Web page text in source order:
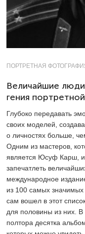
ПОРТРЕТНАЯ
Величайшие люди
гения
Глубоко передавать
своих моделей,
о личностях больше,
Одним из мастеров,
является Юсуф Карш,
запечатлеть
международное
из 100 самых
сам вошел в этот
для половины из них.
полтора десятка